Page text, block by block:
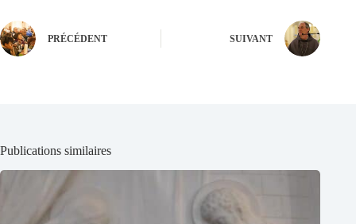
PRÉCÉDENT SUIVANT
Publications similaires